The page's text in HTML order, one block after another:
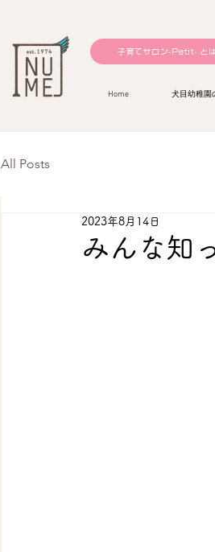
子育てサロン-Petit- と
Home 犬目幼稚園
All Posts
みんな知
2023年8月14日